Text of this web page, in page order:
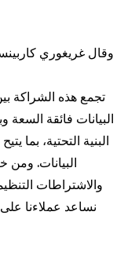
وقال غريغوري
البيانات فائقة
البنية التحتية، بما
البيانات. ومن
والاشتراطات
نساعد عملاءنا